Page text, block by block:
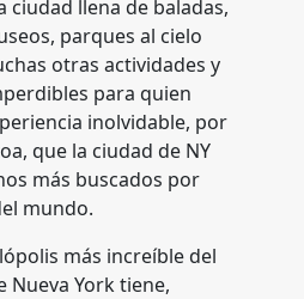
ciudad llena de baladas,
parques al cielo
otras actividades y
para quien
inolvidable, por
que la ciudad de NY
más buscados por
mundo.
más increíble del
Nueva York tiene,